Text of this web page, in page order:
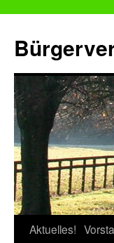
springen
Aktuelles!